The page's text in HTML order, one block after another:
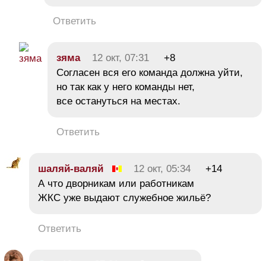
Ответить
зяма 12 окт, 07:31
+8
Согласен вся его команда должна уйти,
но так как у него команды нет,
все остануться на местах.
Ответить
шаляй-валяй 12 окт, 05:34
+14
А что дворникам или работникам
ЖКС уже выдают служебное жильё?
Ответить